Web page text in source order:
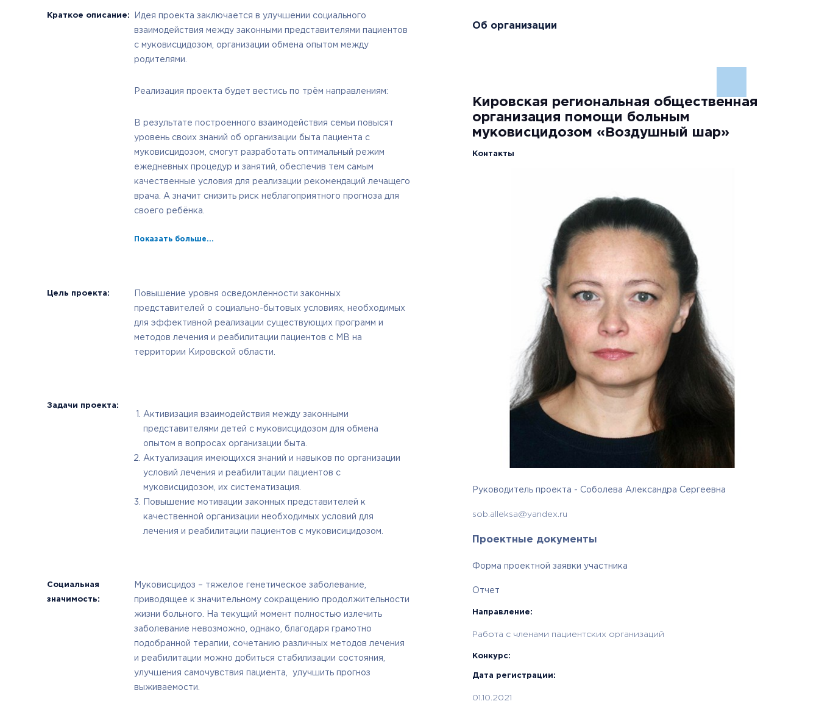
Краткое описание:
Идея проекта заключается в улучшении социального
взаимодействия между законными представителями пациентов
с муковисцидозом, организации обмена опытом между
родителями.
Реализация проекта будет вестись по трём направлениям:
В результате построенного взаимодействия семьи повысят
уровень своих знаний об организации быта пациента с
муковисцидозом, смогут разработать оптимальный режим
ежедневных процедур и занятий, обеспечив тем самым
качественные условия для реализации рекомендаций лечащего
врача. А значит снизить риск неблагоприятного прогноза для
своего ребёнка.
Показать больше...
Цель проекта:
Повышение уровня осведомленности законных
представителей о социально-бытовых условиях, необходимых
для эффективной реализации существующих программ и
методов лечения и реабилитации пациентов с МВ на
территории Кировской области.
Задачи проекта:
Активизация взаимодействия между законными
представителями детей с муковисцидозом для обмена
опытом в вопросах организации быта.
Актуализация имеющихся знаний и навыков по организации
условий лечения и реабилитации пациентов с
муковисцидозом, их систематизация.
Повышение мотивации законных представителей к
качественной организации необходимых условий для
лечения и реабилитации пациентов с муковисицидозом.
Социальная
значимость:
Муковисцидоз – тяжелое генетическое заболевание,
приводящее к значительному сокращению продолжительности
жизни больного. На текущий момент полностью излечить
заболевание невозможно, однако, благодаря грамотно
подобранной терапии, сочетанию различных методов лечения
и реабилитации можно добиться стабилизации состояния,
улучшения самочувствия пациента, улучшить прогноз
выживаемости.
Об организации
Кировская региональная общественная
организация помощи больным
муковисцидозом «Воздушный шар»
Контакты
Руководитель проекта - Соболева Александра Сергеевна
sob.alleksa@yandex.ru
Проектные документы
Форма проектной заявки участника
Отчет
Направление:
Работа с членами пациентских организаций
Конкурс:
Дата регистрации:
01.10.2021